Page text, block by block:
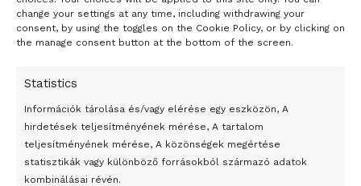
change your settings at any time, including withdrawing your
consent, by using the toggles on the Cookie Policy, or by clicking on
the manage consent button at the bottom of the screen.
Statistics
Információk tárolása és/vagy elérése egy eszközön, A
hirdetések teljesítményének mérése, A tartalom
teljesítményének mérése, A közönségek megértése
statisztikák vagy különböző forrásokból származó adatok
kombinálásai révén.